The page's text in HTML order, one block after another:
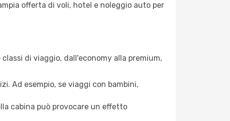
offerta di voli, hotel e noleggio auto per
di viaggio, dall'economy alla premium,
Ad esempio, se viaggi con bambini,
cabina può provocare un effetto